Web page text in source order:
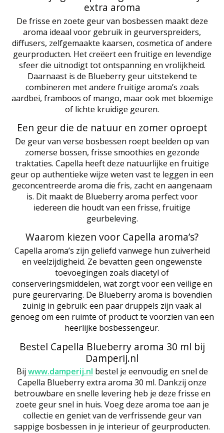
extra aroma
De frisse en zoete geur van bosbessen maakt deze
aroma ideaal voor gebruik in geurverspreiders,
diffusers, zelfgemaakte kaarsen, cosmetica of andere
geurproducten. Het creëert een fruitige en levendige
sfeer die uitnodigt tot ontspanning en vrolijkheid.
Daarnaast is de Blueberry geur uitstekend te
combineren met andere fruitige aroma’s zoals
aardbei, framboos of mango, maar ook met bloemige
of lichte kruidige geuren.
Een geur die de natuur en zomer oproept
De geur van verse bosbessen roept beelden op van
zomerse bossen, frisse smoothies en gezonde
traktaties. Capella heeft deze natuurlijke en fruitige
geur op authentieke wijze weten vast te leggen in een
geconcentreerde aroma die fris, zacht en aangenaam
is. Dit maakt de Blueberry aroma perfect voor
iedereen die houdt van een frisse, fruitige
geurbeleving.
Waarom kiezen voor Capella aroma’s?
Capella aroma’s zijn geliefd vanwege hun zuiverheid
en veelzijdigheid. Ze bevatten geen ongewenste
toevoegingen zoals diacetyl of
conserveringsmiddelen, wat zorgt voor een veilige en
pure geurervaring. De Blueberry aroma is bovendien
zuinig in gebruik: een paar druppels zijn vaak al
genoeg om een ruimte of product te voorzien van een
heerlijke bosbessengeur.
Bestel Capella Blueberry aroma 30 ml bij
Damperij.nl
Bij www.damperij.nl bestel je eenvoudig en snel de
Capella Blueberry extra aroma 30 ml. Dankzij onze
betrouwbare en snelle levering heb je deze frisse en
zoete geur snel in huis. Voeg deze aroma toe aan je
collectie en geniet van de verfrissende geur van
sappige bosbessen in je interieur of geurproducten.